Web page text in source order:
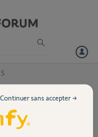
1822663 ?
Izymo io est compatible
Continuer sans accepter →